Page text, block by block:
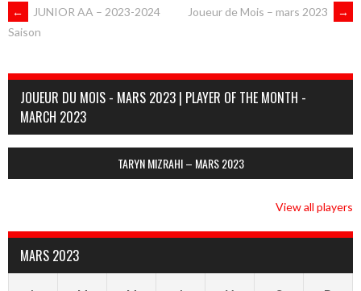
NAVIGATION
DES
ARTICLES
←
JUNIOR AA – 2023-2024
Saison
Joueur de Mois – mars 2023 →
JOUEUR DU MOIS - MARS 2023 | PLAYER OF THE MONTH -
MARCH 2023
TARYN MIZRAHI – MARS 2023
View all players
MARS 2023